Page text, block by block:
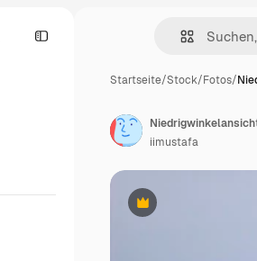
Startseite/Stock/Fotos/
Premium
iimustafa